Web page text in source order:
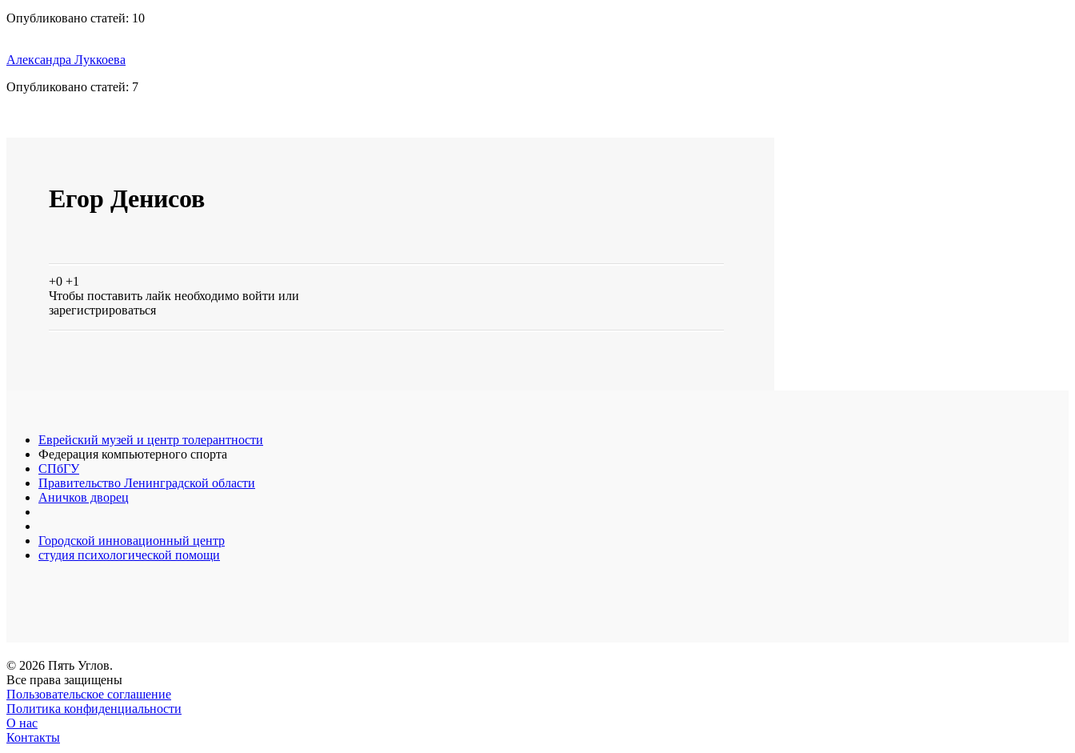
Опубликовано статей: 10
Александра Луккоева
Опубликовано статей: 7
Егор Денисов
+0 +1
Чтобы поставить лайк необходимо войти или
зарегистрироваться
Еврейский музей и центр толерантности
Федерация компьютерного спорта
СПбГУ
Правительство Ленинградской области
Аничков дворец
Городской инновационный центр
студия психологической помощи
© 2026 Пять Углов.
Все права защищены
Пользовательское соглашение
Политика конфиденциальности
О нас
Контакты